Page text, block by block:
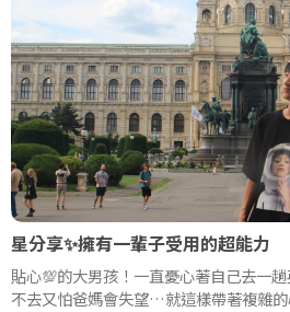
星分享✨擁有一輩子受用的超能力
貼心💯的大男孩！一直憂心著自己去一
不去又怕爸媽會失望…就這樣帶著複雜